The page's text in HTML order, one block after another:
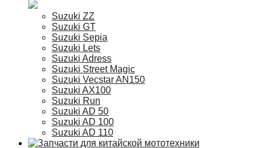
Suzuki ZZ
Suzuki GT
Suzuki Sepia
Suzuki Lets
Suzuki Adress
Suzuki Street Magic
Suzuki Vecstar AN150
Suzuki AX100
Suzuki Run
Suzuki AD 50
Suzuki AD 100
Suzuki AD 110